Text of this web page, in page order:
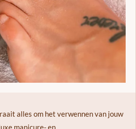
alles om het verwennen van jouw
manicure- en